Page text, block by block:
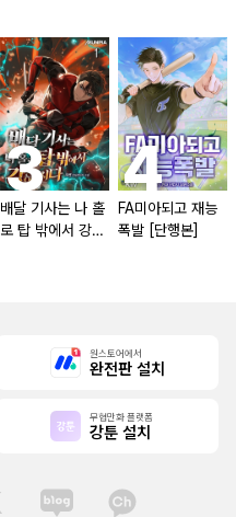
배달 기사는 나 홀
로 탑 밖에서 강해
FA미아되고 재능
폭발 [단행본]
원스토어에서
완전판 설치
무협만화 플랫폼
강툰 설치